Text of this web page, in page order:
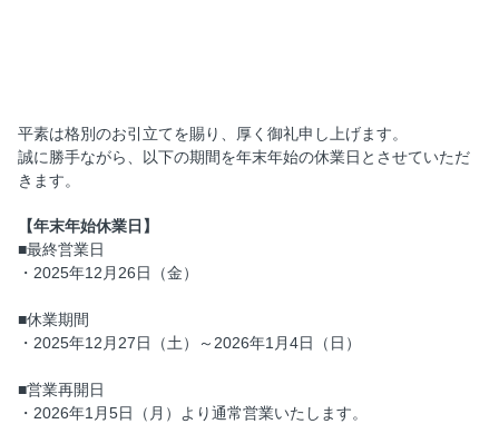
平素は格別のお引立てを賜り、厚く御礼申し上げます。
誠に勝手ながら、以下の期間を年末年始の休業日とさせていただ
きます。
【年末年始休業日】
■最終営業日
・2025年12月26日（金）
■休業期間
・2025年12月27日（土）～2026年1月4日（日）
■営業再開日
・2026年1月5日（月）より通常営業いたします。